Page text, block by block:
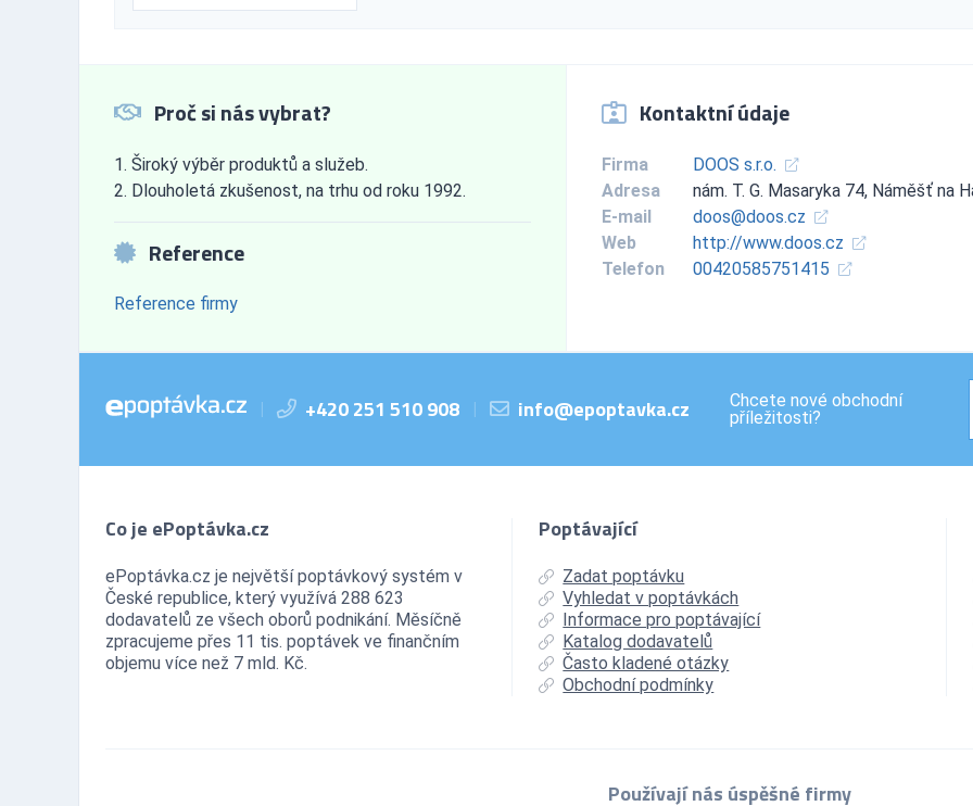
Proč si nás vybrat?
Široký výběr produktů a služeb.
Dlouholetá zkušenost, na trhu od roku 1992.
Reference
Reference firmy
Kontaktní údaje
Firma
DOOS s.r.o.
Adresa
nám. T. G. Masaryka 74, Náměšť na
E-mail
doos@doos.cz
Web
http://www.doos.cz
Telefon
00420585751415
| +420 251 510 908 | info@epoptavka.cz
Chcete nové obchodní
příležitosti?
Co je ePoptávka.cz
ePoptávka.cz je největší poptávkový systém v
České republice, který využívá 288 623
dodavatelů ze všech oborů podnikání. Měsíčně
zpracujeme přes 11 tis. poptávek ve finančním
objemu více než 7 mld. Kč.
Poptávající
Zadat poptávku
Vyhledat v poptávkách
Informace pro poptávající
Katalog dodavatelů
Často kladené otázky
Obchodní podmínky
Používají nás úspěšné firmy